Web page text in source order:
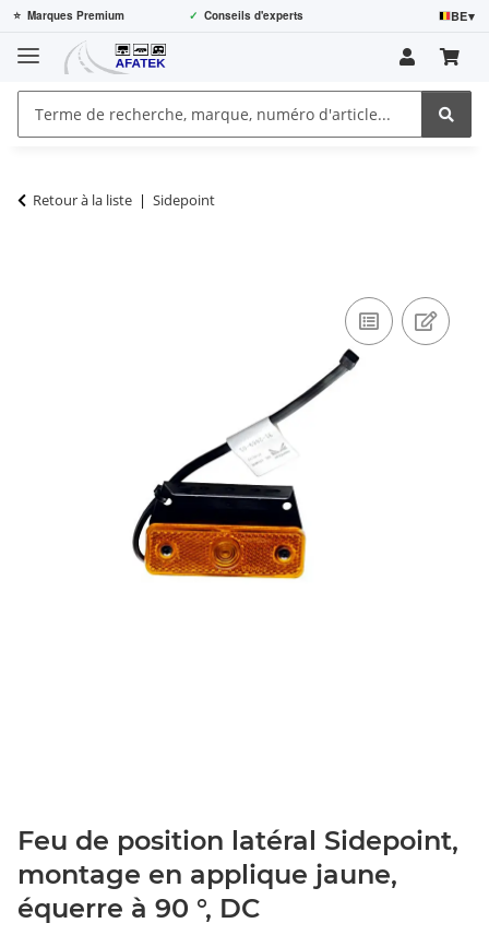
⭐ Marques Premium ✓ Conseils d'experts BE▾
Retour à la liste Sidepoint
Feu de position latéral Sidepoint,
montage en applique jaune,
équerre à 90 °, DC